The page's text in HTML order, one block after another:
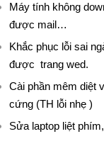
T
Ứ
Máy tính không
được mail…
Khắc phục lỗi sai
được trang wed.
Cài phần mêm diệt
cứng (TH lỗi nhẹ )
Sửa laptop liệt